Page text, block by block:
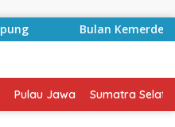
Bulan Kemerdekaan,
Pulau Jawa Sumatra